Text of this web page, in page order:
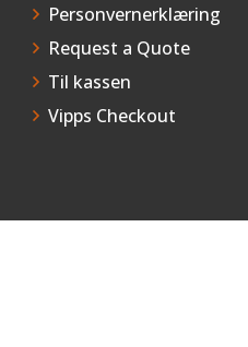
Personvernerklæring
Request a Quote
Til kassen
Vipps Checkout